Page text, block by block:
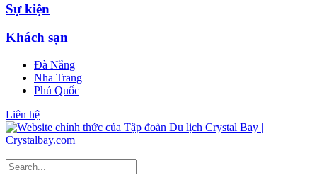
Sự kiện
Khách sạn
Đà Nẵng
Nha Trang
Phú Quốc
Liên hệ